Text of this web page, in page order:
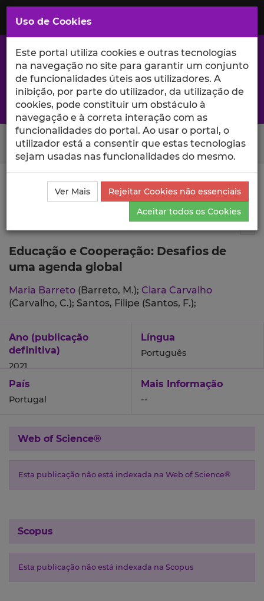
Saltar
para
Conteúdo
Principal
A excelência da investigação e ciência no Iscte
Search Button
Ciência_Iscte Publicações
Descrição Detalhada da
Publicação
Educação e Cooperação: Desafios de
uma agenda global
Maria Barreto (Barreto, M.); Clara Carvalho
(Carvalho, C.); Santos, Filipe (Santos, F.);
Ano (publicação
definitiva)
2021
Língua
Português
País
Portugal
Mais Informação
--
Web of Science®
Esta publicação não está indexada na Web of Science®
Scopus
Esta publicação não está indexada na Scopus
Uso de Cookies
Este portal utiliza cookies e outras tecnologias
na navegação no site para garantir um conjunto
de funcionalidades úteis aos utilizadores. A
inibição, por parte do utilizador, da utilização de
cookies, pode constituir um obstáculo à
navegação e à correta interação com as
funcionalidades do portal. Ao usar o portal, o
utilizador está a consentir que estas tecnologias
sejam usadas nas funcionalidades do mesmo.
Ver Mais
Rejeitar Cookies não essenciais
Aceitar todos os Cookies